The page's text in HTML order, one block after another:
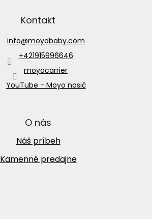
Kontakt
info@moyobaby.com
+421915996646
moyocarrier
YouTube - Moyo nosič
O nás
Náš príbeh
Kamenné predajne